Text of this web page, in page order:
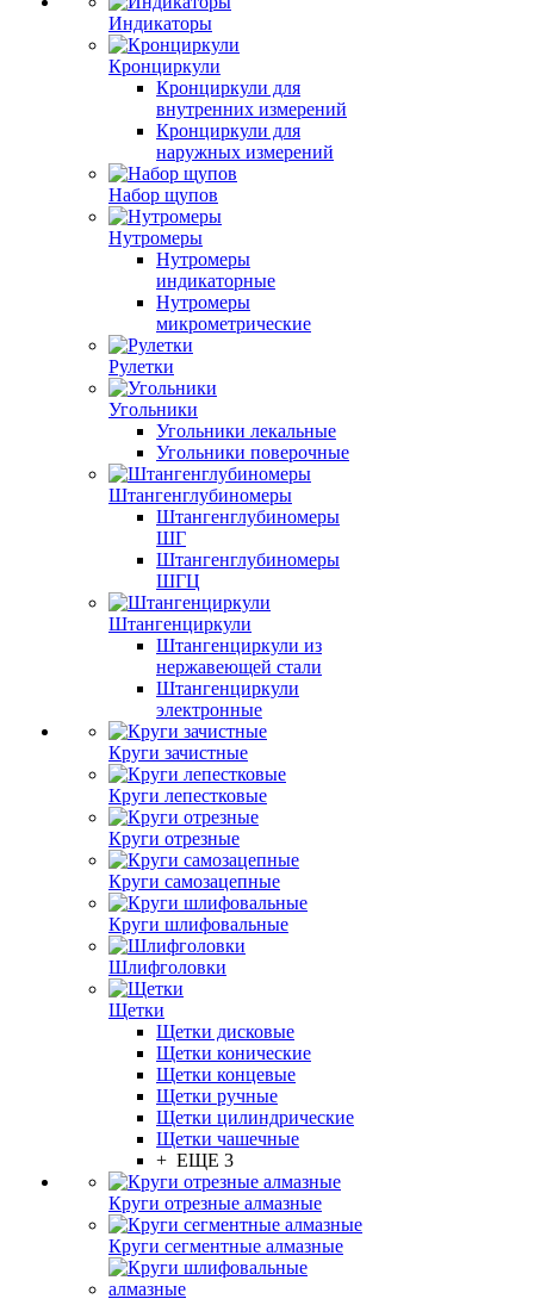
Индикаторы
Кронциркули
Кронциркули для
внутренних измерений
Кронциркули для
наружных измерений
Набор щупов
Нутромеры
Нутромеры
индикаторные
Нутромеры
микрометрические
Рулетки
Угольники
Угольники лекальные
Угольники поверочные
Штангенглубиномеры
Штангенглубиномеры
ШГ
Штангенглубиномеры
ШГЦ
Штангенциркули
Штангенциркули из
нержавеющей стали
Штангенциркули
электронные
Круги зачистные
Круги лепестковые
Круги отрезные
Круги самозацепные
Круги шлифовальные
Шлифголовки
Щетки
Щетки дисковые
Щетки конические
Щетки концевые
Щетки ручные
Щетки цилиндрические
Щетки чашечные
+ ЕЩЕ 3
Круги отрезные алмазные
Круги сегментные алмазные